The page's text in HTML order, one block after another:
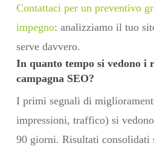
Contattaci per un preventivo
impegno: analizziamo il tuo
serve davvero.
In quanto tempo si vedono i
campagna SEO?
I primi segnali di
impressioni, traffico) si
90 giorni. Risultati consolidati